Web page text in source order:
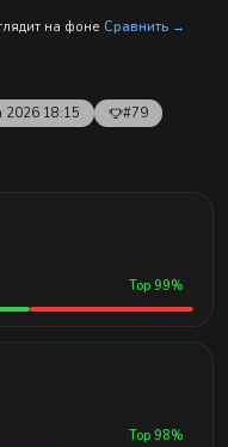
на фоне Сравнить →
2026 18:15
#79
Top 99%
Top 98%